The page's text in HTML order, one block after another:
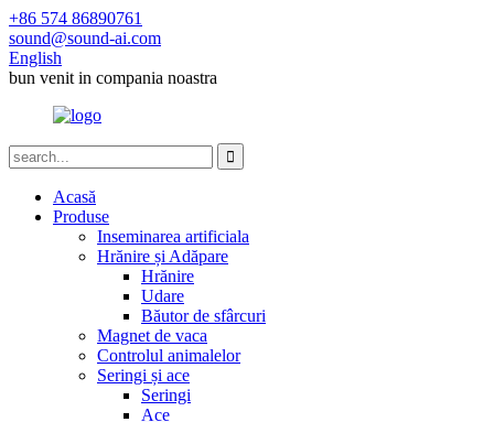
+86 574 86890761
sound@sound-ai.com
English
bun venit in compania noastra
Acasă
Produse
Inseminarea artificiala
Hrănire și Adăpare
Hrănire
Udare
Băutor de sfârcuri
Magnet de vaca
Controlul animalelor
Seringi și ace
Seringi
Ace